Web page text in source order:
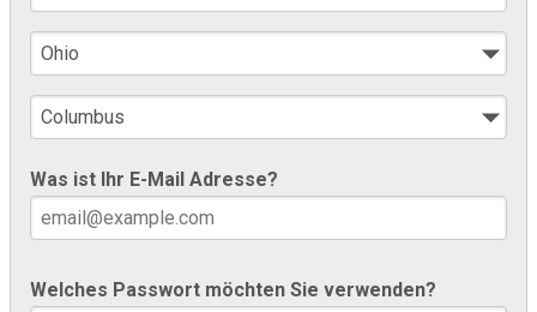
Was ist Ihr E-Mail Adresse?
Welches Passwort möchten Sie verwenden?